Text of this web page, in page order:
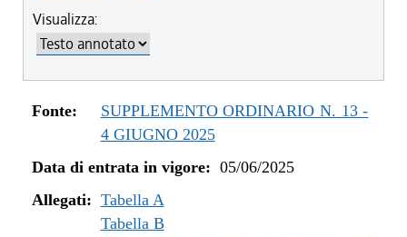
Visualizza:
Fonte:
SUPPLEMENTO ORDINARIO N. 13 -
4 GIUGNO 2025
Data di entrata in vigore: 05/06/2025
Allegati: Tabella A
Tabella B